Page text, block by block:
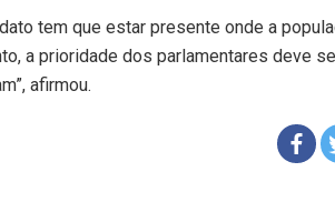
tem que estar presente onde a
a prioridade dos parlamentares deve
afirmou.